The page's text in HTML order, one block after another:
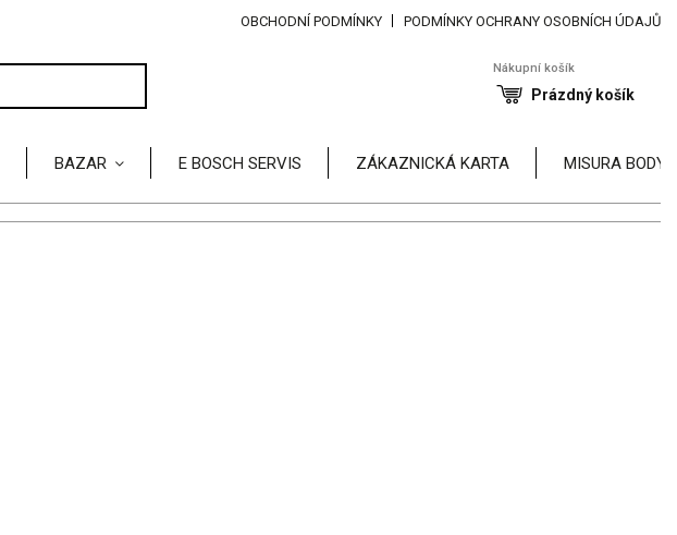
OBCHODNÍ PODMÍNKY PODMÍNKY OCHRANY OSOBNÍCH ÚDAJŮ
Nákupní košík
Prázdný košík
BAZAR E BOSCH SERVIS ZÁKAZNICKÁ KARTA MISURA BODY